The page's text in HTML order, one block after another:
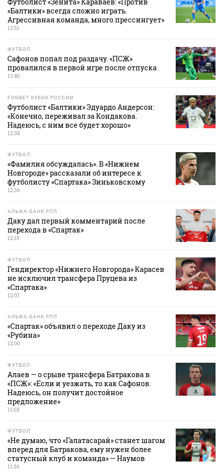
«Балтики» всегда сложно играть.
Агрессивная команда, много прессингует»
12:51
ФУТБОЛ
Сафонов попал под раздачу. «ПСЖ»
провалился в первой игре после отпуска
12:46
FONBET КУБОК РОССИИ
Футболист «Балтики» Эдуардо Андерсон:
«Конечно, переживал за Кондакова.
Надеюсь, с ним все будет хорошо»
12:38
ФУТБОЛ
«Фамилия обсуждалась». В «Нижнем
Новгороде» рассказали об интересе к
футболисту «Спартака» Зиньковскому
12:36
АЛЬФА-БАНК РПЛ
Даку дал первый комментарий после
перехода в «Спартак»
12:18
ФУТБОЛ
Гендиректор «Нижнего Новгорода» Карасев
не исключил трансфера Пруцева из
«Спартака»
12:07
АЛЬФА-БАНК РПЛ
«Спартак» объявил о переходе Даку из
«Рубина»
12:00
ФУТБОЛ
Алаев — о срыве трансфера Батракова в
«ПСЖ»: «Если и уезжать, то как Сафонов.
Надеюсь, он получит достойное
предложение»
11:58
ФУТБОЛ
«Не думаю, что «Галатасарай» станет шагом
вперед для Батракова, ему нужен более
статусный клуб и команда» — Наумов
11:36